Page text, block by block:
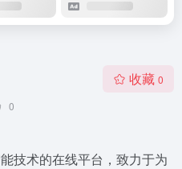
0
收藏 0
技术的在线平台，致力于为